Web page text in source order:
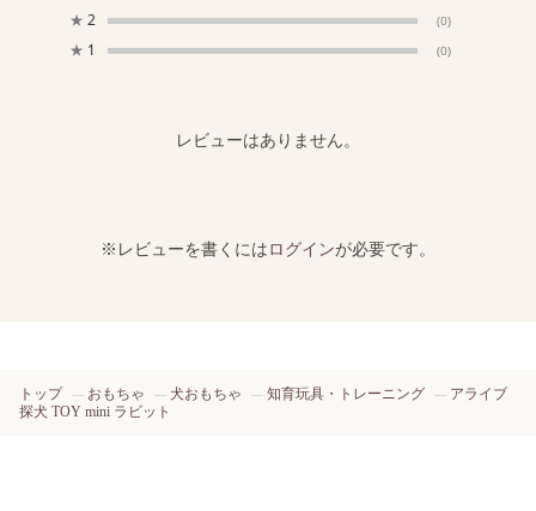
★ 2 (0)
★ 1 (0)
レビューはありません。
※レビューを書くにはログインが必要です。
トップ おもちゃ 犬おもちゃ 知育玩具・トレーニング
アライブ
探犬 TOY mini ラビット